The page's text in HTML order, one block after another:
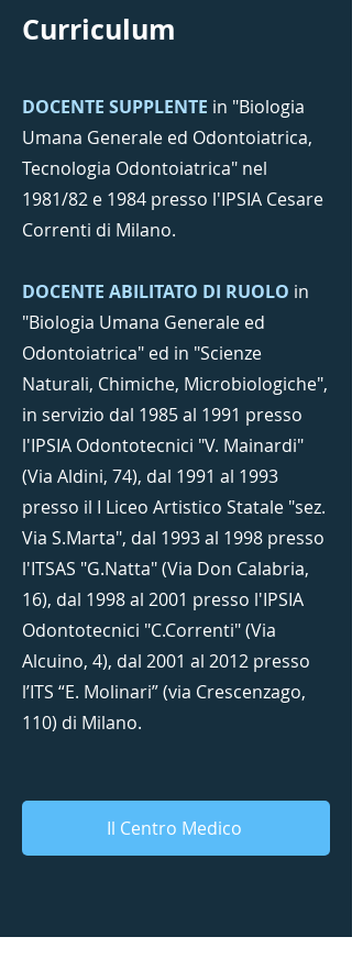
Curriculum
DOCENTE SUPPLENTE in "Biologia
Umana Generale ed Odontoiatrica,
Tecnologia Odontoiatrica" nel
1981/82 e 1984 presso l'IPSIA Cesare
Correnti di Milano.
DOCENTE ABILITATO DI RUOLO in
"Biologia Umana Generale ed
Odontoiatrica" ed in "Scienze
Naturali, Chimiche, Microbiologiche",
in servizio dal 1985 al 1991 presso
l'IPSIA Odontotecnici "V. Mainardi"
(Via Aldini, 74), dal 1991 al 1993
presso il I Liceo Artistico Statale "sez.
Via S.Marta", dal 1993 al 1998 presso
l'ITSAS "G.Natta" (Via Don Calabria,
16), dal 1998 al 2001 presso l'IPSIA
Odontotecnici "C.Correnti" (Via
Alcuino, 4), dal 2001 al 2012 presso
l’ITS “E. Molinari” (via Crescenzago,
110) di Milano.
Il Centro Medico